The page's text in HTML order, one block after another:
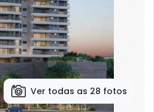
Ver todas as 28 fotos